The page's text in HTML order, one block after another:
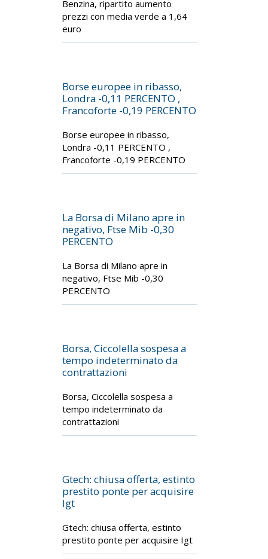
Benzina, ripartito aumento
prezzi con media verde a 1,64
euro
Borse europee in ribasso,
Londra -0,11 PERCENTO ,
Francoforte -0,19 PERCENTO
Borse europee in ribasso,
Londra -0,11 PERCENTO ,
Francoforte -0,19 PERCENTO
La Borsa di Milano apre in
negativo, Ftse Mib -0,30
PERCENTO
La Borsa di Milano apre in
negativo, Ftse Mib -0,30
PERCENTO
Borsa, Ciccolella sospesa a
tempo indeterminato da
contrattazioni
Borsa, Ciccolella sospesa a
tempo indeterminato da
contrattazioni
Gtech: chiusa offerta, estinto
prestito ponte per acquisire
Igt
Gtech: chiusa offerta, estinto
prestito ponte per acquisire Igt